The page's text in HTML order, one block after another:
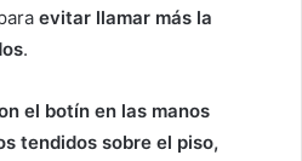
evitar llamar más la
.
el botín en las manos
tendidos sobre el piso,